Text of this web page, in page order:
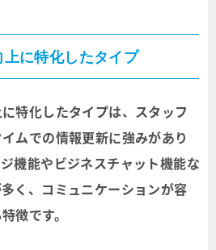
に特化したタイプ
特化したタイプは、スタッフ
ムでの情報更新に強みがあり
機能やビジネスチャット機能な
く、コミュニケーションが容
徴です。